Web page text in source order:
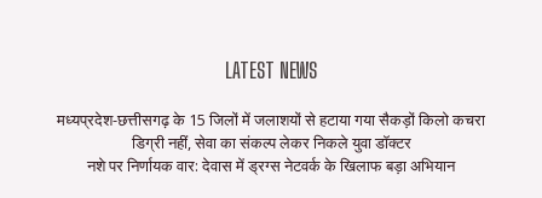
LATEST NEWS
मध्यप्रदेश-छत्तीसगढ़ के 15 जिलों में जलाशयों से हटाया गया सैकड़ों किलो कचरा
डिग्री नहीं, सेवा का संकल्प लेकर निकले युवा डॉक्टर
नशे पर निर्णायक वार: देवास में ड्रग्स नेटवर्क के खिलाफ बड़ा अभियान